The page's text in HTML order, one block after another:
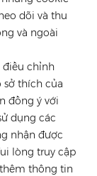
dõi và thu
và ngoài
điều chỉnh
sở thích của
đồng ý với
dụng các
nhận được
lòng truy cập
thông tin
ở Đức!
lượng vô